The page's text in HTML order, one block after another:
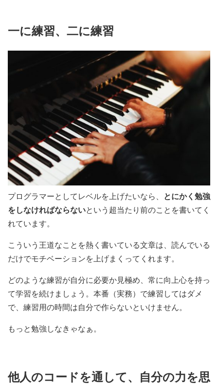
一に練習、二に練習
プログラマーとしてレベルを上げたいなら、 とにかく勉強
をしなければならないという超当たり前のことを書いてく
れています。
こういう王道なことを熱く書いている文章は、読んでいる
だけでモチベーションを上げまくってくれます。
どのような練習が自分に必要か見極め、常に向上心を持っ
て学習を続けましょう。本番（実務）で練習してはダメ
で、練習用の時間は自分で作らないといけません。
もっと勉強しなきゃなぁ。
他人のコードを通して、自分の力を思